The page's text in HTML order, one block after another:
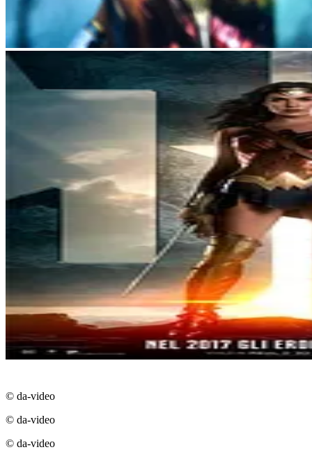
© da-video
© da-video
© da-video